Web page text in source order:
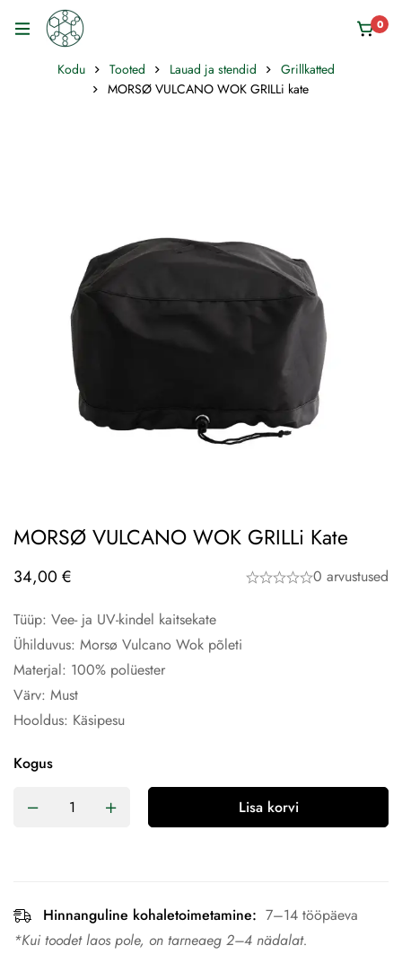
0
Kodu Tooted Lauad ja stendid
Grillkatted
MORSØ VULCANO WOK GRILLi kate
MORSØ VULCANO WOK GRILLi Kate
34,00 € 0 arvustused
Tüüp: Vee- ja UV-kindel kaitsekate
Ühilduvus: Morsø Vulcano Wok põleti
Materjal: 100% polüester
Värv: Must
Hooldus: Käsipesu
Kogus
Lisa korvi
Hinnanguline kohaletoimetamine: 7–14 tööpäeva
*Kui toodet laos pole, on tarneaeg 2–4 nädalat.